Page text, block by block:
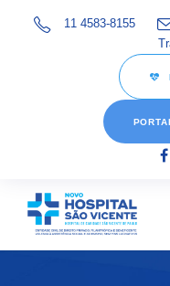
11 4583-8155